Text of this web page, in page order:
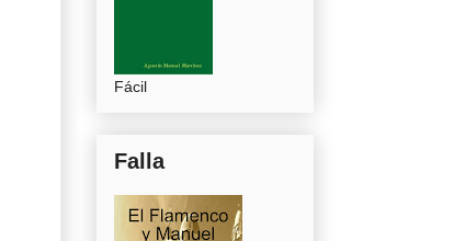
Fácil
Falla